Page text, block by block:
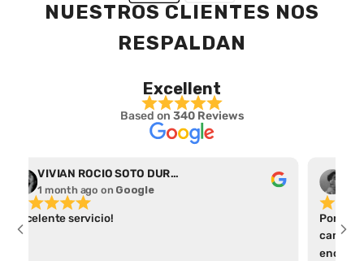
NUESTROS CLIENTES NOS
RESPALDAN
Excellent
Based on 340 Reviews
VIVIAN ROCIO SOTO DURAN
1 month ago on Google
Excelente servicio!
Por el